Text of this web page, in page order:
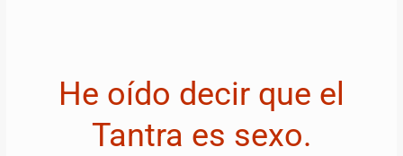
He oído decir que el
Tantra es sexo.